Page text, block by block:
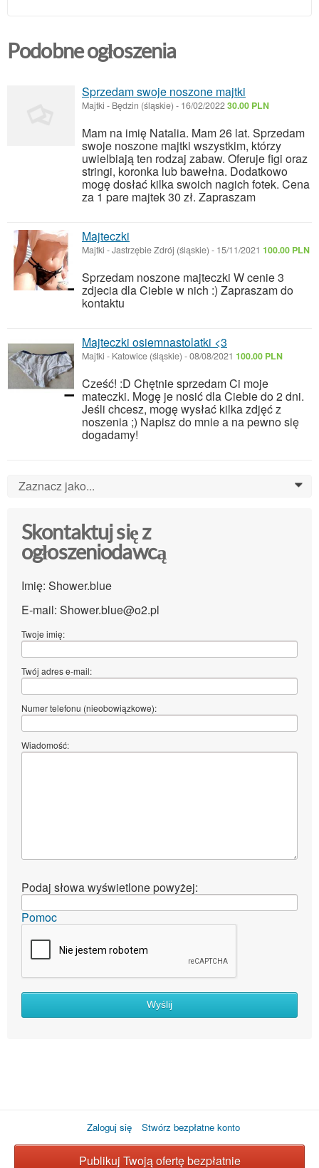
Podobne ogłoszenia
Sprzedam swoje noszone majtki
Majtki - Będzin (śląskie) - 16/02/202230.00 PLN
Mam na imię Natalia. Mam 26 lat. Sprzedam
swoje noszone majtki wszystkim, którzy
uwielbiają ten rodzaj zabaw. Oferuje figi oraz
stringi, koronka lub bawełna. Dodatkowo
mogę dosłać kilka swoich nagich fotek. Cena
za 1 pare majtek 30 zł. Zapraszam
Majteczki
Majtki -Jastrzębie Zdrój (śląskie) - 15/11/2021 100.00 PLN
Sprzedam noszone majteczki W cenie 3
zdjecia dla Ciebie w nich :) Zapraszam do
kontaktu
Majteczki osiemnastolatki <3
Majtki - Katowice (śląskie) -08/08/2021 100.00 PLN
Cześć! :D Chętnie sprzedam Ci moje
mateczki. Mogę je nosić dla Ciebie do 2 dni.
Jeśli chcesz, mogę wysłać kilka zdjęć z
noszenia ;) Napisz do mnie a na pewno się
dogadamy!
Zaznacz jako... 0
Skontaktuj się z
ogłoszeniodawcą
Imię: Shower.blue
E-mail: Shower.blue@o2.pl
Twoje imię:
Twój adres e-mail:
Numer telefonu (nieobowiązkowe):
Wiadomość:
Podaj słowa wyświetlone powyżej:
Pomoc
Wyślij
Zaloguj się Stwórz bezpłatne konto
Publikuj Twoją ofertę bezpłatnie